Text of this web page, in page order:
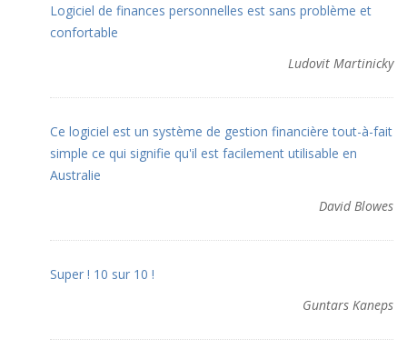
Logiciel de finances personnelles est sans problème et
confortable
Ludovit Martinicky
Ce logiciel est un système de gestion financière tout-à-fait
simple ce qui signifie qu'il est facilement utilisable en
Australie
David Blowes
Super ! 10 sur 10 !
Guntars Kaneps